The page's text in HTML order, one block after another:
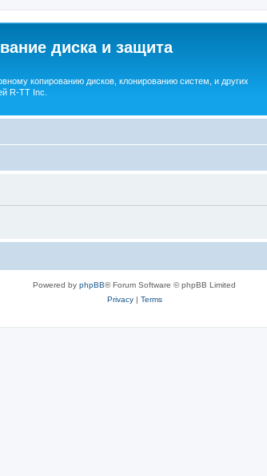
диска и защита
копированию дисков, клонированию систем, и других
R-TT Inc.
Powered by phpBB® Forum Software © phpBB Limited
Privacy| Terms